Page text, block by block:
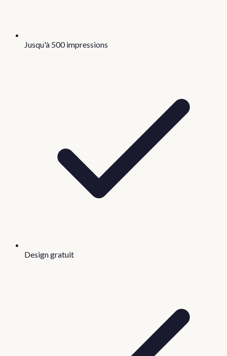
Jusqu'à 500 impressions
Design gratuit